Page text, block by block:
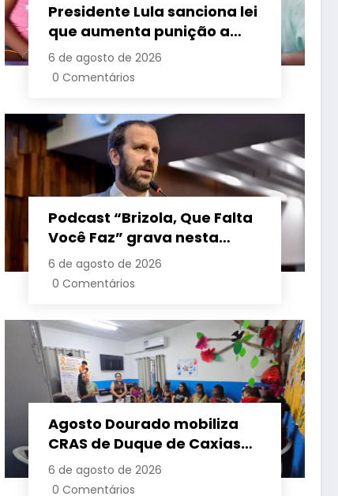
Presidente Lula sanciona lei
que aumenta punição a
crimes digitais contra
crianças é sancionada
6 de agosto de 2026
0 Comentários
Podcast “Brizola, Que Falta
Você Faz” grava nesta
sexta-feira (7) episódio
com o deputado estadual
6 de agosto de 2026
0 Comentários
Agosto Dourado mobiliza
CRAS de Duque de Caxias
em apoio à amamentação
e à primeira infância
6 de agosto de 2026
0 Comentários